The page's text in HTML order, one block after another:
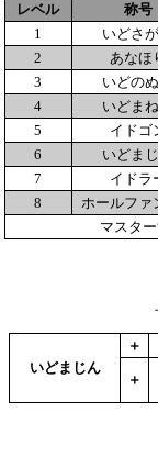
レベル
称号
1
いどさ
2
あなほ
3
いどの
4
いどま
5
イドゴ
6
いどま
7
イドラ
8
ホールファ
マスタ
いどまじん
＋
＋